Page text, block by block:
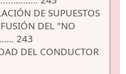
DE SUPUESTOS
DEL "NO
243
DEL CONDUCTOR